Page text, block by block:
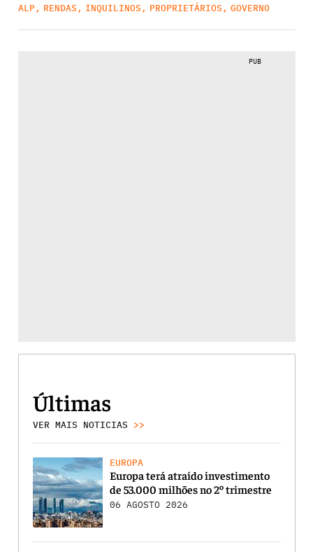
ALP, RENDAS , INQUILINOS , PROPRIETÁRIOS , GOVERNO
PUB
Últimas
VER MAIS NOTICIAS >>
EUROPA
Europa terá atraído investimento
de 53.000 milhões no 2º trimestre
06 AGOSTO 2026